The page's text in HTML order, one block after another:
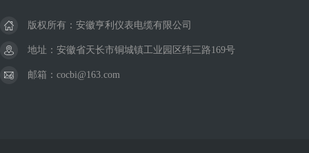
版权所有：安徽亨利仪表电缆有限公司
地址：安徽省天长市铜城镇工业园区纬三路169号
邮箱：cocbi@163.com